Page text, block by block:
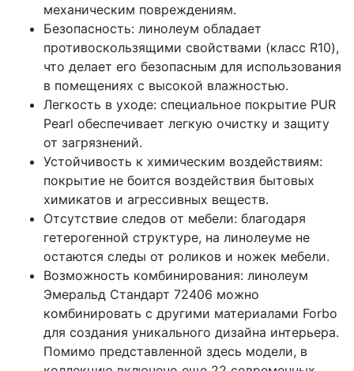
механическим повреждениям.
Безопасность: линолеум обладает
противоскользящими свойствами (класс R10),
что делает его безопасным для использования
в помещениях с высокой влажностью.
Легкость в уходе: специальное покрытие PUR
Pearl обеспечивает легкую очистку и защиту
от загрязнений.
Устойчивость к химическим воздействиям:
покрытие не боится воздействия бытовых
химикатов и агрессивных веществ.
Отсутствие следов от мебели: благодаря
гетерогенной структуре, на линолеуме не
остаются следы от роликов и ножек мебели.
Возможность комбинирования: линолеум
Эмеральд Стандарт 72406 можно
комбинировать с другими материалами Forbo
для создания уникального дизайна интерьера.
Помимо представленной здесь модели, в